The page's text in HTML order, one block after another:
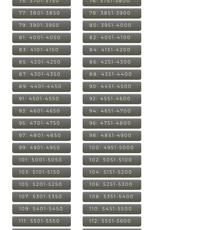
77: 3801-3850 78: 3851-3900
79: 3901-3950 80: 3951-4000
81: 4001-4050 82: 4051-4100
83: 4101-4150 84: 4151-4200
85: 4201-4250 86: 4251-4300
87: 4301-4350 88: 4351-4400
89: 4401-4450 90: 4451-4500
91: 4501-4550 92: 4551-4600
93: 4601-4650 94: 4651-4700
95: 4701-4750 96: 4751-4800
97: 4801-4850 98: 4851-4900
99: 4901-4950 100: 4951-5000
101: 5001-5050 102: 5051-5100
103: 5101-5150 104: 5151-5200
105: 5201-5250 106: 5251-5300
107: 5301-5350 108: 5351-5400
109: 5401-5450 110: 5451-5500
111: 5501-5550 112: 5551-5600